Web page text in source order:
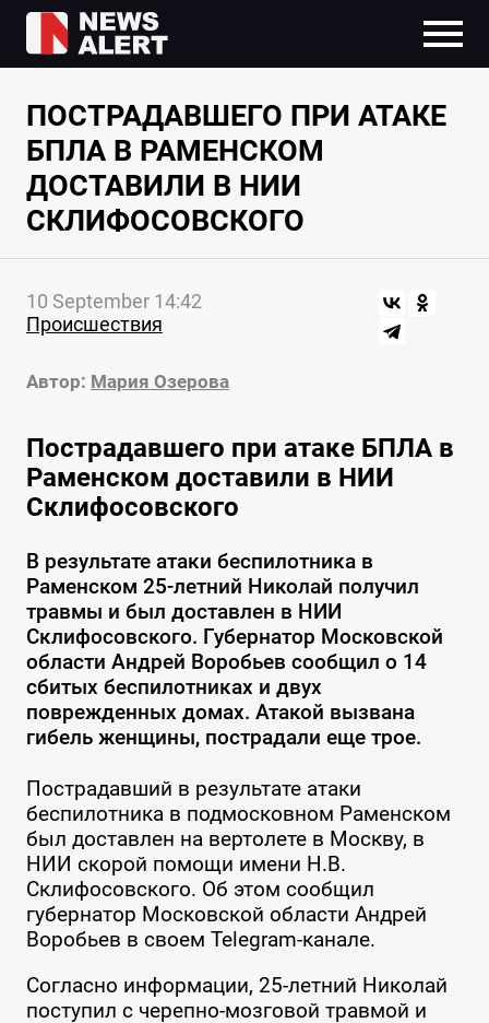
ПОСТРАДАВШЕГО ПРИ АТАКЕ
БПЛА В РАМЕНСКОМ
ДОСТАВИЛИ В НИИ
СКЛИФОСОВСКОГО
10 September 14:42
Происшествия
Автор: Мария Озерова
Пострадавшего при атаке БПЛА в
Раменском доставили в НИИ
Склифосовского
В результате атаки беспилотника в
Раменском 25-летний Николай получил
травмы и был доставлен в НИИ
Склифосовского. Губернатор Московской
области Андрей Воробьев сообщил о 14
сбитых беспилотниках и двух
поврежденных домах. Атакой вызвана
гибель женщины, пострадали еще трое.
Пострадавший в результате атаки
беспилотника в подмосковном Раменском
был доставлен на вертолете в Москву, в
НИИ скорой помощи имени Н.В.
Склифосовского. Об этом сообщил
губернатор Московской области Андрей
Воробьев в своем Telegram-канале.
Согласно информации, 25-летний Николай
поступил с черепно-мозговой травмой и